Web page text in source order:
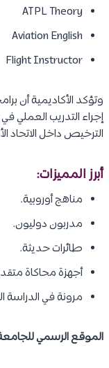
ATPL Theory
Aviation English
Flight Instructor
إجراء التدريب العملي
الترخيص داخل الاتحاد
أبرز المميزات:
مناهج أوروبية.
مدربون دوليون.
طائرات حديثة.
أجهزة محاكاة
مرونة في الدراسة
الموقع الرسمي